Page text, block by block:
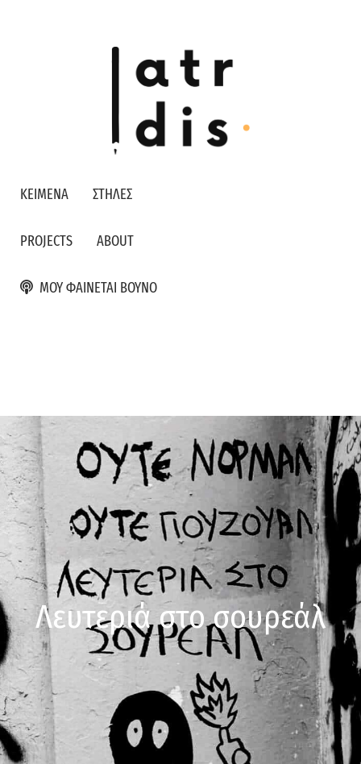
ΚΕΙΜΕΝΑ ΣΤΗΛΕΣ
PROJECTS ABOUT
ΜΟΥ ΦΑΙΝΕΤΑΙ ΒΟΥΝΟ
Λευτεριά στο σουρεάλ